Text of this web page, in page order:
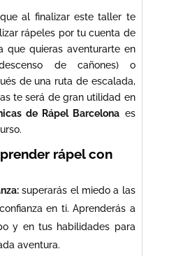
al finalizar este taller te
rápeles por tu cuenta de
que quieras aventurarte en
de cañones) o
de una ruta de escalada,
te será de gran utilidad en
de Rápel Barcelona es
rápel con
superarás el miedo a las
en ti. Aprenderás a
y en tus habilidades para
aventura.